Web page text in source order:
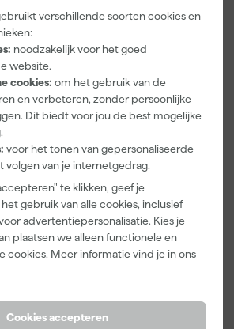
verschillende soorten cookies en
noodzakelijk voor het goed
website.
cookies: om het gebruik van de
en verbeteren, zonder persoonlijke
Dit biedt voor jou de best mogelijke
voor het tonen van gepersonaliseerde
volgen van je internetgedrag.
te klikken, geef je
gebruik van alle cookies, inclusief
advertentiepersonalisatie. Kies je
plaatsen we alleen functionele en
cookies. Meer informatie vind je in ons
Cookies accepteren
Go!Paint Roll
And Go
Verfbak -
12cm Roller -
0,5L + 5
Inzetbakken
Morgen
bezorgd
3,99
Schuurblok
P220
Morgen
bezorgd
1,39